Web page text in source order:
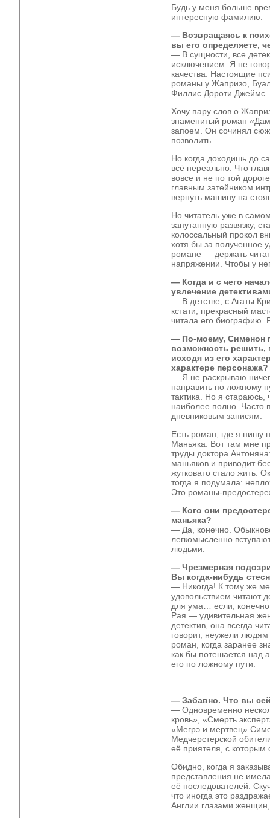
Будь у меня больше
интересную фамилию.
— Возвращаясь к
вы его определяете,
— В сущности, все
исключением. Я не
качества. Настоящие
романы у Жапризо,
Филлис Дороти Джеймс.
Хочу пару слов о
знаменитый роман
запоем. Он сочинял
позволить.
Но когда доходишь до
всё нереально. Что
вовсе и не по той
главным затейником
вернуть машину на
Но читатель уже в
запутанную развязку,
колоссальный прокол
хотя бы за полученное
романе — держать
напряжении. Чтобы у
— Когда и с чего
увлечение
— В детстве, с Агаты
кстати, прекрасный
читала его биографию.
— По-моему, Сименон
возможность решить,
исходя из его
характере персонажа?
— Я не раскрываю
направить по ложному
тактика. Но я
наиболее полно. Часто
дневниковым записям.
Есть роман, где я пишу
Маньяка. Вот там мне
труды доктора
маньяков и приводит
жутковато стало жить.
тогда я подумала:
Это романы-
— Кого они
маньяка?
— Да, конечно.
легкомысленно
людьми.
— Чрезмерная
Вы когда-нибудь
— Никогда! К тому же
удовольствием читают
для ума… если,
Рая ― удивительная
детектив, она всегда
говорит, неужели
роман, когда заранее
как бы потешается над
его по ложному пути.
— Забавно. Что вы
— Одновременно
кровь», «Смерть
«Мегрэ и мертвец»
Медчерстерской
её приятеля, с которым
Обидно, когда я
представления не
её последователей.
что иногда это
Англии глазами